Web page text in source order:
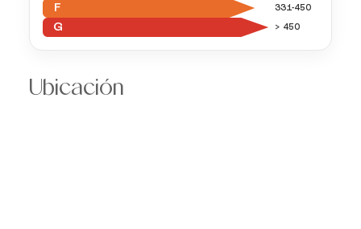
F 331-450
G > 450
Ubicación